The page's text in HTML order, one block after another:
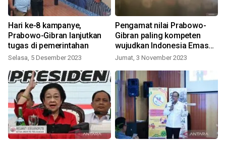
Hari ke-8 kampanye,
Prabowo-Gibran lanjutkan
tugas di pemerintahan
Selasa, 5 Desember 2023
Pengamat nilai Prabowo-
Gibran paling kompeten
wujudkan Indonesia Emas
2045
Jumat, 3 November 2023